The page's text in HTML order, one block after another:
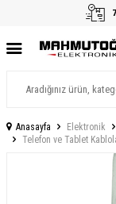
Anasayfa Elektronik
Telefon ve Tablet